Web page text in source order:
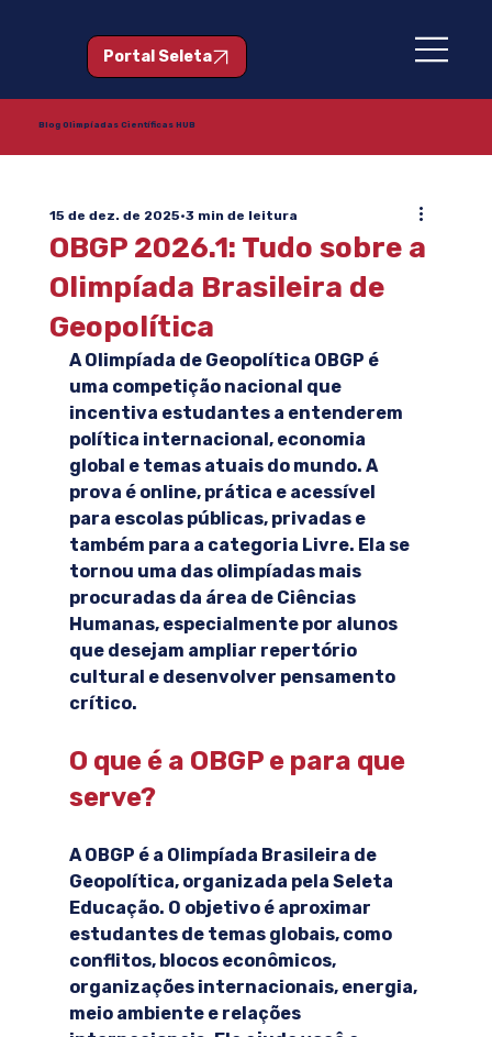
Portal Seleta
Blog Olimpíadas Científicas HUB
OBGP 2026.1: Tudo sobre a
Olimpíada Brasileira de
Geopolítica
15 de dez. de 2025 3 min de leitura
A Olimpíada de Geopolítica OBGP é
uma competição nacional que
incentiva estudantes a entenderem
política internacional, economia
global e temas atuais do mundo. A
prova é online, prática e acessível
para escolas públicas, privadas e
também para a categoria Livre. Ela se
tornou uma das olimpíadas mais
procuradas da área de Ciências
Humanas, especialmente por alunos
que desejam ampliar repertório
cultural e desenvolver pensamento
crítico.
O que é a OBGP e para que
serve?
A OBGP é a Olimpíada Brasileira de
Geopolítica, organizada pela Seleta
Educação. O objetivo é aproximar
estudantes de temas globais, como
conflitos, blocos econômicos,
organizações internacionais, energia,
meio ambiente e relações